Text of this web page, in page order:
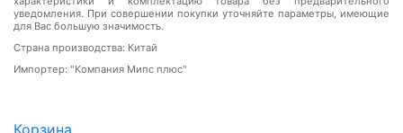
уведомления. При совершении покупки уточняйте параметры, имеющие
для Вас большую значимость.
Страна производства: Китай
Импортер: "Компания Мипс плюс"